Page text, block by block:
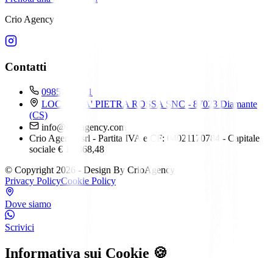
Crio Agency srl
Contatti
0985 232111
LOCALITA' PIETRA ROSSA SNC - 87023 Diamante
(CS)
info@crioagency.com
Crio Agency srl - Partita IVA e CF: 04021170784 - Capitale
sociale € 15.868,48
© Copyright 2026 - Design By CrioAgency
Privacy PolicyCookie Policy
Dove siamo
Scrivici
Informativa sui Cookie 🍪